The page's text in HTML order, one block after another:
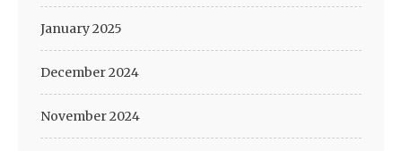
January 2025
December 2024
November 2024